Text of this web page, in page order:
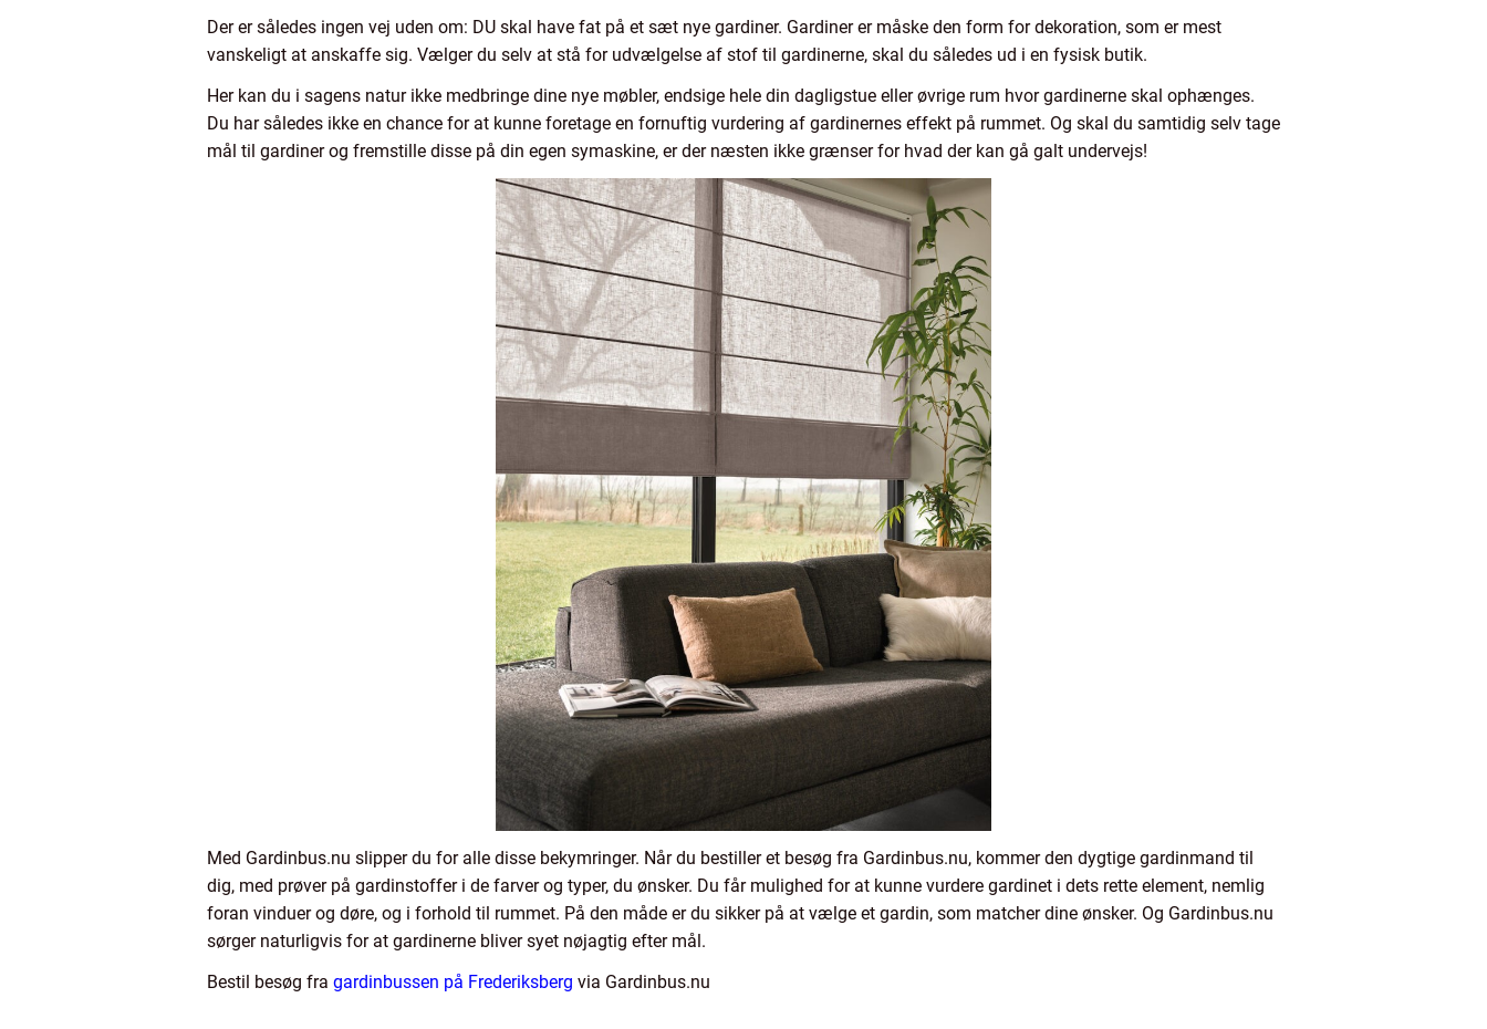
Der er således ingen vej uden om: DU skal have fat på et sæt nye gardiner. Gardiner er måske den form for dekoration, som er mest
vanskeligt at anskaffe sig. Vælger du selv at stå for udvælgelse af stof til gardinerne, skal du således ud i en fysisk butik.
Her kan du i sagens natur ikke medbringe dine nye møbler, endsige hele din dagligstue eller øvrige rum hvor gardinerne skal ophænges.
Du har således ikke en chance for at kunne foretage en fornuftig vurdering af gardinernes effekt på rummet. Og skal du samtidig selv tage
mål til gardiner og fremstille disse på din egen symaskine, er der næsten ikke grænser for hvad der kan gå galt undervejs!
Med Gardinbus.nu slipper du for alle disse bekymringer. Når du bestiller et besøg fra Gardinbus.nu, kommer den dygtige gardinmand til
dig, med prøver på gardinstoffer i de farver og typer, du ønsker. Du får mulighed for at kunne vurdere gardinet i dets rette element, nemlig
foran vinduer og døre, og i forhold til rummet. På den måde er du sikker på at vælge et gardin, som matcher dine ønsker. Og Gardinbus.nu
sørger naturligvis for at gardinerne bliver syet nøjagtig efter mål.
Bestil besøg fra gardinbussen på Frederiksberg via Gardinbus.nu